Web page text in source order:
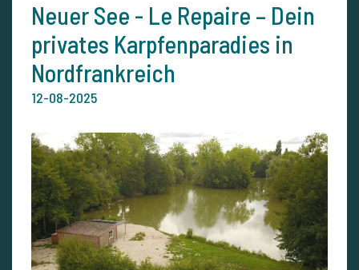
Neuer See - Le Repaire – Dein
privates Karpfenparadies in
Nordfrankreich
12-08-2025